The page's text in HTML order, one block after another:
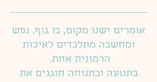
אומרים ישנו מקום, בו גוף, נפש
ומחשבה מתלכדים לאיכות
הרמונית אחת.
בתנועה ובתנוחה חוגגים את